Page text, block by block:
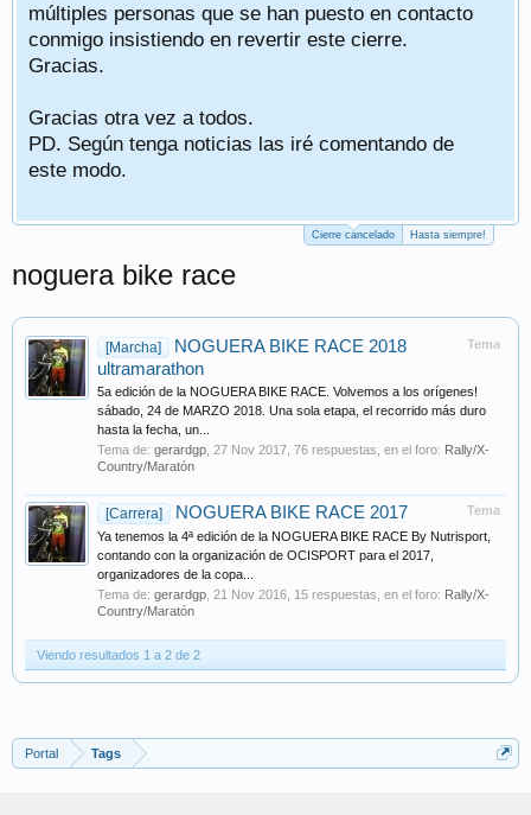
múltiples personas que se han puesto en contacto
conmigo insistiendo en revertir este cierre.
Gracias.
Gracias otra vez a todos.
PD. Según tenga noticias las iré comentando de
este modo.
Cierre cancelado Hasta siempre!
noguera bike race
Tema
[Marcha]
NOGUERA BIKE RACE 2018
ultramarathon
5a edición de la NOGUERA BIKE RACE. Volvemos a los orígenes!
sábado, 24 de MARZO 2018. Una sola etapa, el recorrido más duro
hasta la fecha, un...
Tema de: gerardgp 27 Nov 2017 , 76 respuestas, en el foro: Rally/X-
Country/Maratón
Tema
[Carrera] NOGUERA BIKE RACE 2017
Ya tenemos la 4ª edición de la NOGUERA BIKE RACE By Nutrisport,
contando con la organización de OCISPORT para el 2017,
organizadores de la copa...
Tema de: gerardgp 21 Nov 2016 , 15 respuestas, en el foro: Rally/X-
Country/Maratón
Viendo resultados 1 a 2 de 2
Portal Tags